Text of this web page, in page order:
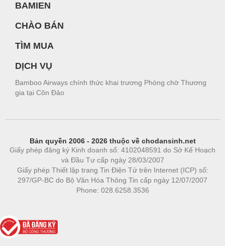
BAMIEN
CHÀO BÁN
TÌM MUA
DỊCH VỤ
Bamboo Airways chính thức khai trương Phòng chờ Thương
gia tại Côn Đảo
Bản quyền 2006 - 2026 thuộc về chodansinh.net
Giấy phép đăng ký Kinh doanh số: 4102048591 do Sở Kế Hoạch
và Đầu Tư cấp ngày 28/03/2007
Giấy phép Thiết lập trang Tin Điện Tử trên Internet (ICP) số:
297/GP-BC do Bộ Văn Hóa Thông Tin cấp ngày 12/07/2007
Phone: 028.6258.3536